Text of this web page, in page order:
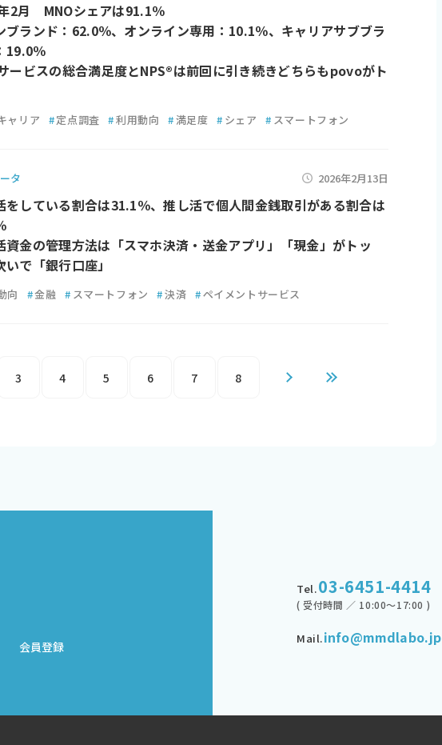
2月 MNOシェアは91.1％
ブランド：62.0％、オンライン専用：10.1％、キャリアサブブラ
19.0％
ービスの総合満足度とNPS®は前回に引き続きどちらもpovoがト
ャリア #定点調査 #利用動向 #満足度 # シェア # スマートフォン
タ 2026年2月13日
をしている割合は31.1％、推し活で個人間金銭取引がある割合は
資金の管理方法は「スマホ決済・送金アプリ」「現金」がトッ
いで「銀行口座」
向 #金融 # スマートフォン #決済 #ペイメントサービス
3 4 5 6 7 8
会員登録
Tel.03-6451-4414
( 受付時間 ／ 10:00～17:00 )
Mail.info@mmdlabo.jp